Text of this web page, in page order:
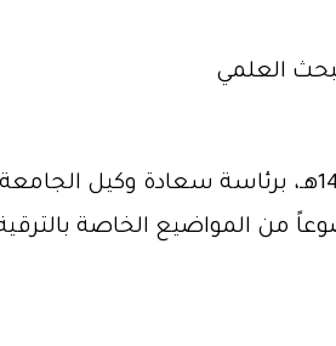
العلمي
عقد المجلس العلمي اجتماعه السابع للعام الدراسي 1443هـ، يوم الاثنين 1443/5/
من المواضيع الخاصة